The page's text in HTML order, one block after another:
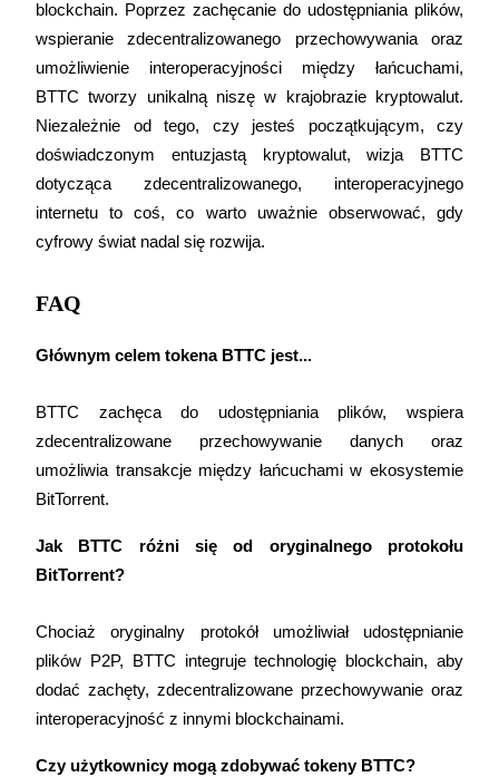
Precious Metals Trading Carnival
Trade Gold & Silver · 33,333 USDT Bonus
USDT New User Exclusive 10% APR
USDT Flexible Staking | Daily Rewards
Crypto World Cup 2026: Grand Finale
Więcej wydarzeń
Wygraj nagrody i ekskluzywne bonusy
Zaloguj sieZapisać się
blockchain. Poprzez zachęcanie do udostępniania plików,
wspieranie zdecentralizowanego przechowywania oraz
umożliwienie interoperacyjności między łańcuchami,
BTTC tworzy unikalną niszę w krajobrazie kryptowalut.
Niezależnie od tego, czy jesteś początkującym, czy
doświadczonym entuzjastą kryptowalut, wizja BTTC
dotycząca zdecentralizowanego, interoperacyjnego
internetu to coś, co warto uważnie obserwować, gdy
cyfrowy świat nadal się rozwija.
FAQ
Głównym celem tokena BTTC jest...
BTTC zachęca do udostępniania plików, wspiera
zdecentralizowane przechowywanie danych oraz
umożliwia transakcje między łańcuchami w ekosystemie
BitTorrent.
Jak BTTC różni się od oryginalnego protokołu
BitTorrent?
Chociaż oryginalny protokół umożliwiał udostępnianie
plików P2P, BTTC integruje technologię blockchain, aby
dodać zachęty, zdecentralizowane przechowywanie oraz
interoperacyjność z innymi blockchainami.
Czy użytkownicy mogą zdobywać tokeny BTTC?